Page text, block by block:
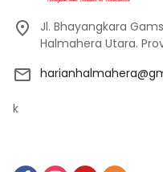
Jl. Bhayangkara
Halmahera Utara.
k